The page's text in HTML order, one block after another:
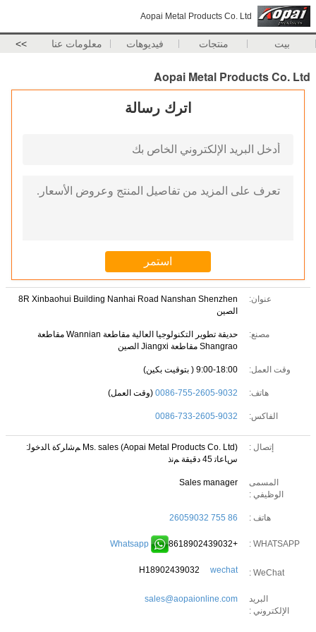
Aopai Metal Products Co. Ltd
بيت منتجات فيديوهات معلومات عنا >>
Aopai Metal Products Co. Ltd
اترك رسالة
عنوان:
8R Xinbaohui Building Nanhai Road Nanshan Shenzhen
الصين
مصنع:
حديقة تطوير التكنولوجيا العالية مقاطعة Wannian مقاطعة
Shangrao مقاطعة Jiangxi الصين
وقت العمل: 9:00-18:00 ( بتوقيت بكين)
هاتف: 0086-755-2605-9032 (وقت العمل)
الفاكس: 0086-733-2605-9032
إتصال : Ms. sales (Aopai Metal Products Co. Ltd) ﻢﺷﺍﺮﻛﺓ ﺎﻟﺪﺧﻮﻟ:
ﺱﺎﻋﺎﺗ 45 دقيقة ﻢﻧﺫ
المسمى
الوظيفي :
Sales manager
هاتف : 86 755 26059032
WHATSAPP :
+8618902439032
WeChat :
H18902439032 wechat
البريد
الإلكتروني :
sales@aopaionline.com